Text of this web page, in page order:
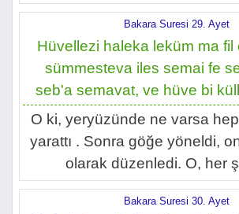
Bakara Suresi 29. Ayet
Hüvellezi haleka leküm ma fil
sümmesteva iles semai fe
seb'a semavat, ve hüve bi
O ki, yeryüzünde ne varsa
yarattı . Sonra göğe yöneldi,
olarak düzenledi. O, her
Bakara Suresi 30. Ayet